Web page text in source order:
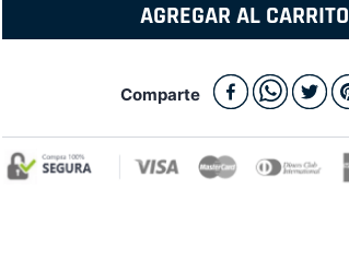
AGREGAR AL CARRITO
Comparte